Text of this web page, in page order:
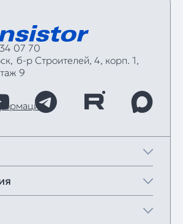
07 70
б‑р Строителей, 4, корп. 1,
9